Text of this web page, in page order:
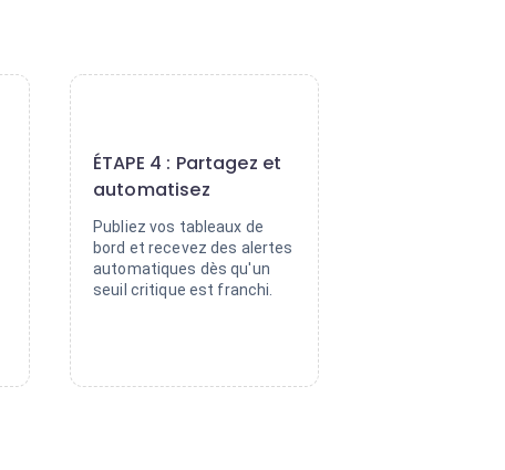
ÉTAPE 4 : Partagez et
automatisez
Publiez vos tableaux de
bord et recevez des alertes
automatiques dès qu'un
seuil critique est franchi.